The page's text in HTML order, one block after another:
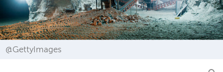
@GettyImages
Anmelden